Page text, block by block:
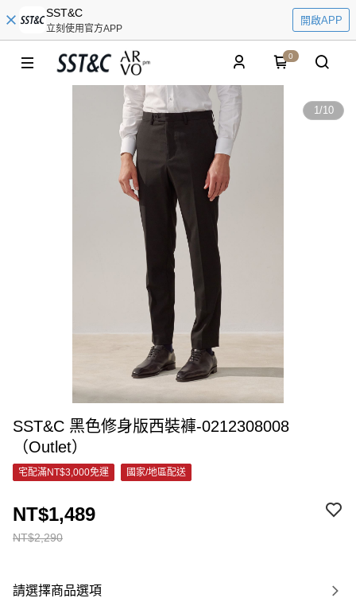
SST&C
立刻使用官方APP
開啟APP
0
1/10
SST&C 黑色修身版西裝褲-0212308008
（Outlet）
宅配滿NT$3,000免運 國家/地區配送
NT$2,290
NT$1,489
請選擇商品選項